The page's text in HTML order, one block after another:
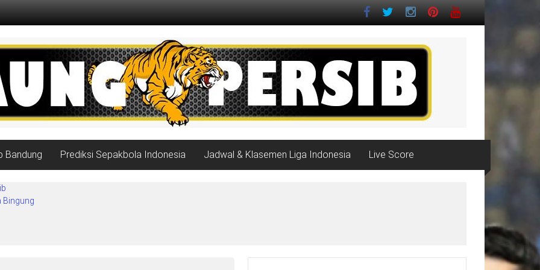
Bandung Prediksi Sepakbola Indonesia Jadwal & Klasemen Liga Indonesia Live Score
Bingung